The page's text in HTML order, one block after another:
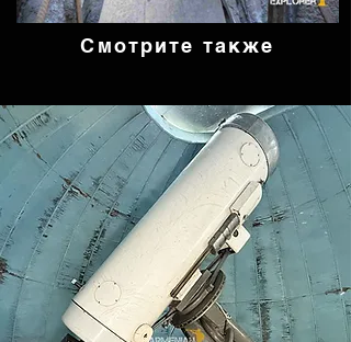
Смотрите также